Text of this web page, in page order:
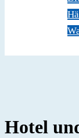
Hotel